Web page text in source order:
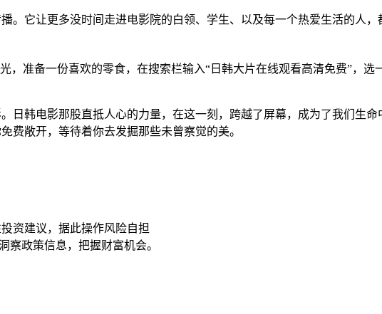
。它让更多没时间走进电影院的白领、学生、以及每一个热爱生活的人
，准备一份喜欢的零食，在搜索栏输入“日韩大片在线观看高清免费”，
日韩电影那股直抵人心的力量，在这一刻，跨越了屏幕，成为了我们生
费敞开，等待着你去发掘那些未曾察觉的美。
资建议，据此操作风险自担
察政策信息，把握财富机会。